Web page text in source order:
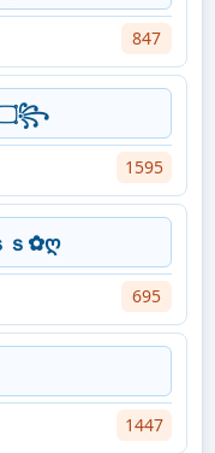
847
꧁⋆⃟ۣۜ✞༒Ⱥℒᤉᝣ۝꧂⁩
1595
ｓ✿ღ
695
1447